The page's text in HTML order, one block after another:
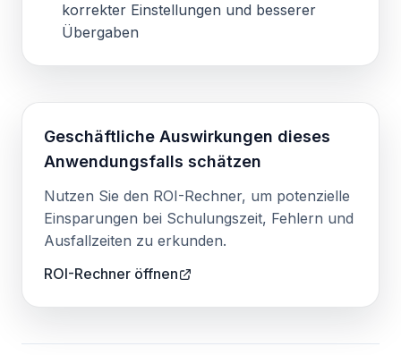
korrekter Einstellungen und besserer
Übergaben
Geschäftliche Auswirkungen dieses
Anwendungsfalls schätzen
Nutzen Sie den ROI-Rechner, um potenzielle
Einsparungen bei Schulungszeit, Fehlern und
Ausfallzeiten zu erkunden.
ROI-Rechner öffnen